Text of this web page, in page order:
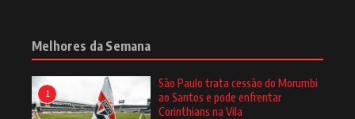
Melhores da Semana
1
São Paulo trata cessão do Morumbi
ao Santos e pode enfrentar
Corinthians na Vila